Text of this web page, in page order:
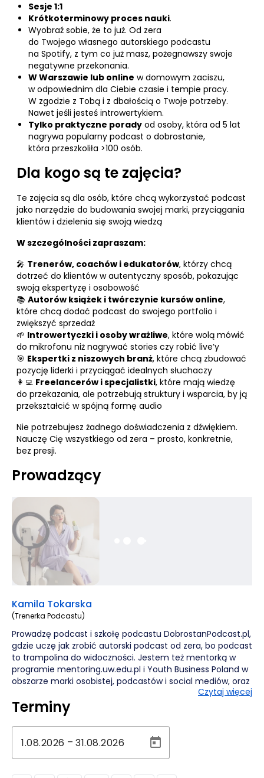
Sesje 1:1
Krótkoterminowy proces nauki.
Wyobraź sobie, że to już. Od zera
do Twojego własnego autorskiego podcastu
na Spotify, z tym co już masz, pożegnawszy swoje
negatywne przekonania.
W Warszawie lub online w domowym zaciszu,
w odpowiednim dla Ciebie czasie i tempie pracy.
W zgodzie z Tobą i z dbałością o Twoje potrzeby.
Nawet jeśli jesteś introwertykiem.
Tylko praktyczne porady od osoby, która od 5 lat
nagrywa popularny podcast o dobrostanie,
która przeszkoliła >100 osób.
Dla kogo są te zajęcia?
Te zajęcia są dla osób, które chcą wykorzystać podcast
jako narzędzie do budowania swojej marki, przyciągania
klientów i dzielenia się swoją wiedzą
W szczególności zapraszam:
🎤 Trenerów, coachów i edukatorów, którzy chcą
dotrzeć do klientów w autentyczny sposób, pokazując
swoją ekspertyzę i osobowość
📚 Autorów książek i twórczynie kursów online,
które chcą dodać podcast do swojego portfolio i
zwiększyć sprzedaż
🌱 Introwertyczki i osoby wrażliwe, które wolą mówić
do mikrofonu niż nagrywać stories czy robić live’y
🎯 Ekspertki z niszowych branż, które chcą zbudować
pozycję liderki i przyciągać idealnych słuchaczy
👩‍💻 Freelancerów i specjalistki, które mają wiedzę
do przekazania, ale potrzebują struktury i wsparcia, by ją
przekształcić w spójną formę audio
Nie potrzebujesz żadnego doświadczenia z dźwiękiem.
Nauczę Cię wszystkiego od zera – prosto, konkretnie,
bez presji.
Prowadzący
Kamila Tokarska
(Trenerka Podcastu)
Prowadzę podcast i szkołę podcastu DobrostanPodcast.pl,
gdzie uczę jak zrobić autorski podcast od zera, bo podcast
to trampolina do widoczności. Jestem też mentorką w
programie mentoring.uw.edu.pl i Youth Business Poland w
obszarze marki osobistej, podcastów i social mediów, oraz
autorką ebooka o podcastach. Zapraszam na warsztaty
podcastowe i lekcje 1:1.
Czytaj więcej
Terminy
–